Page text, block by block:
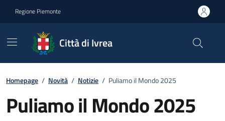
Regione Piemonte
Città di Ivrea
Homepage / Novità / Notizie / Puliamo il Mondo 2025
Puliamo il Mondo 2025